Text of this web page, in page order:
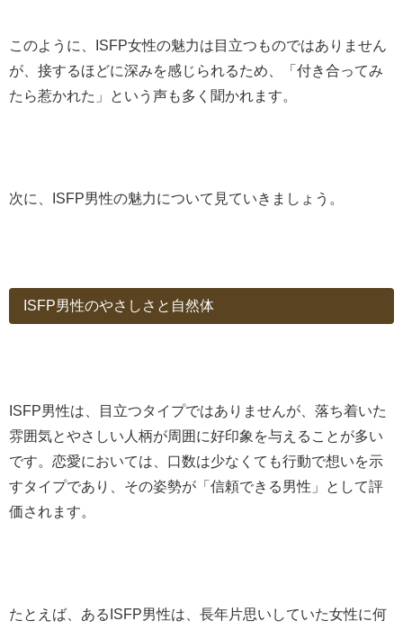
このように、ISFP女性の魅力は目立つものではありません
が、接するほどに深みを感じられるため、「付き合ってみ
たら惹かれた」という声も多く聞かれます。
次に、ISFP男性の魅力について見ていきましょう。
ISFP男性のやさしさと自然体
ISFP男性は、目立つタイプではありませんが、落ち着いた
雰囲気とやさしい人柄が周囲に好印象を与えることが多い
です。恋愛においては、口数は少なくても行動で想いを示
すタイプであり、その姿勢が「信頼できる男性」として評
価されます。
たとえば、あるISFP男性は、長年片思いしていた女性に何